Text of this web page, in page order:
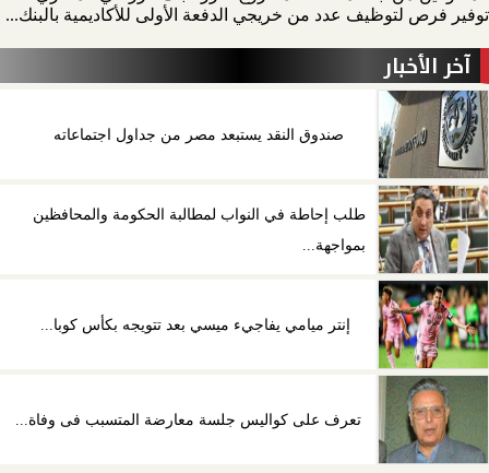
توفير فرص لتوظيف عدد من خريجي الدفعة الأولى للأكاديمية بالبنك...
آخر الأخبار
صندوق النقد يستبعد مصر من جداول اجتماعاته
طلب إحاطة في النواب لمطالبة الحكومة والمحافظين
بمواجهة...
إنتر ميامي يفاجيء ميسي بعد تتويجه بكأس كوبا...
تعرف على كواليس جلسة معارضة المتسبب فى وفاة...